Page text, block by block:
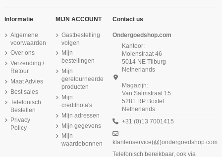
Informatie
Algemene
voorwaarden
Over ons
Verzending /
Retour
Maat Advies
Best sales
Telefonisch
Bestellen
Privacy
Policy
MIJN ACCOUNT
Gastbestelling
volgen
Mijn
bestellingen
Mijn
geretourneerde
producten
Mijn
creditnota's
Mijn adressen
Mijn gegevens
Mijn
waardebonnen
Contact us
Ondergoedshop.com
Kantoor:
Molenstraat 46
5014 NE Tilburg
Netherlands
Magazijn:
Van Salmstraat 15
5281 RP Boxtel
Netherlands
+31 (0)13 7001415
klantenservice(@)ondergoedshop.com
Telefonisch bereikbaar, ook via